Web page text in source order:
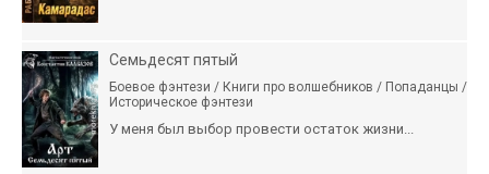
Семьдесят пятый
Боевое фэнтези / Книги про волшебников / Попаданцы /
Историческое фэнтези
У меня был выбор провести остаток жизни...